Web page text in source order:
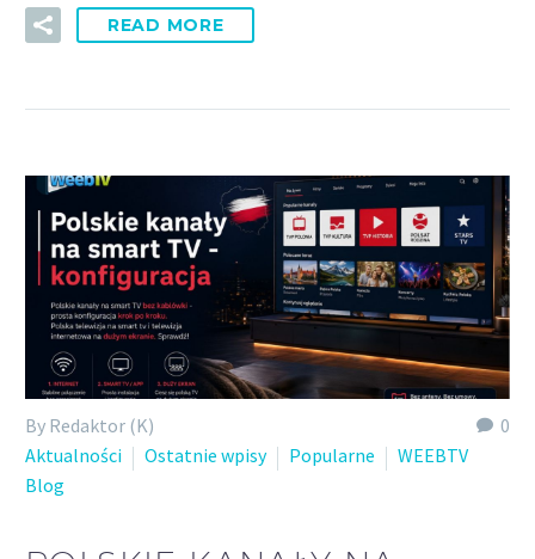
READ MORE
0
By Redaktor (K)
Aktualności
Ostatnie wpisy Popularne
WEEBTV
Blog